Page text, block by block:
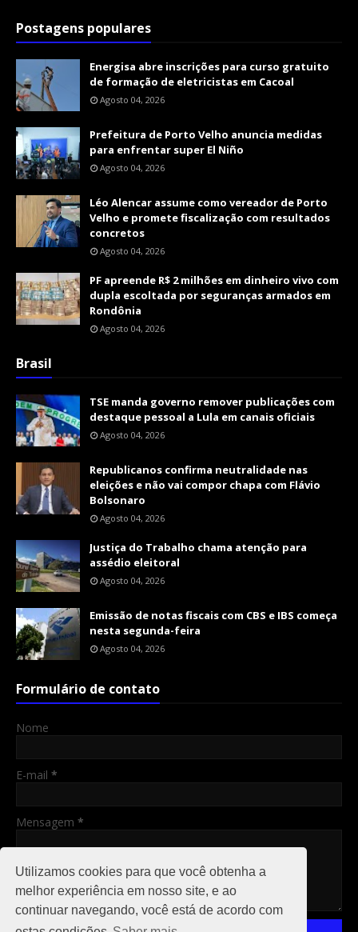
Utilizamos cookies para que você obtenha a
melhor experiência em nosso site, e ao
continuar navegando, você está de acordo com
Postagens populares
Energisa abre inscrições para curso gratuito
de formação de eletricistas em Cacoal
Agosto 04, 2026
Prefeitura de Porto Velho anuncia medidas
para enfrentar super El Niño
Agosto 04, 2026
Léo Alencar assume como vereador de Porto
Velho e promete fiscalização com resultados
concretos
Agosto 04, 2026
PF apreende R$ 2 milhões em dinheiro vivo com
dupla escoltada por seguranças armados em
Rondônia
Agosto 04, 2026
Brasil
TSE manda governo remover publicações com
destaque pessoal a Lula em canais oficiais
Agosto 04, 2026
Republicanos confirma neutralidade nas
eleições e não vai compor chapa com Flávio
Bolsonaro
Agosto 04, 2026
Justiça do Trabalho chama atenção para
assédio eleitoral
Agosto 04, 2026
Emissão de notas fiscais com CBS e IBS começa
nesta segunda-feira
Agosto 04, 2026
Formulário de contato
Nome
E-mail *
Mensagem *